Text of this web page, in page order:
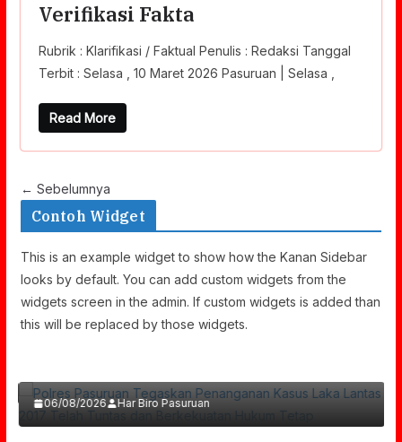
Verifikasi Fakta
Rubrik : Klarifikasi / Faktual Penulis : Redaksi Tanggal
Terbit : Selasa , 10 Maret 2026 Pasuruan | Selasa ,
Read More
← Sebelumnya
Contoh Widget
This is an example widget to show how the Kanan Sidebar
looks by default. You can add custom widgets from the
widgets screen in the admin. If custom widgets is added than
this will be replaced by those widgets.
Polres Pasuruan Tegaskan Penanganan
06/08/2026 Har Biro Pasuruan